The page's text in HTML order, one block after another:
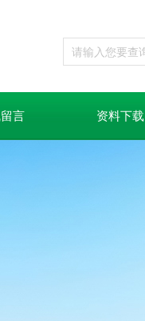
言 资料下载